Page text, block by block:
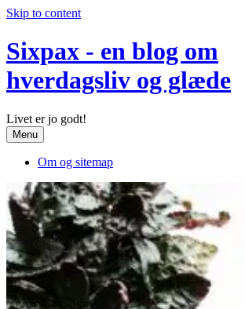
Skip to content
Sixpax - en blog om
hverdagsliv og glæde
Livet er jo godt!
Menu
Om og sitemap